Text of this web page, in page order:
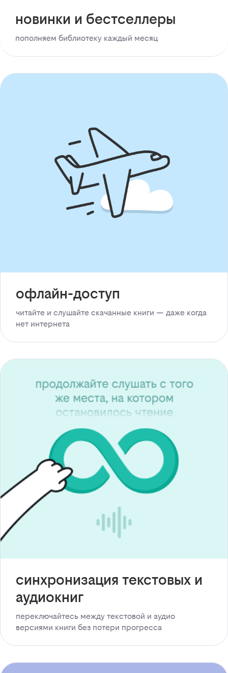
новинки и бестселлеры
пополняем библиотеку каждый месяц
офлайн-доступ
читайте и слушайте скачанные книги — даже когда
нет интернета
синхронизация текстовых и
аудиокниг
переключайтесь между текстовой и аудио
версиями книги без потери прогресса